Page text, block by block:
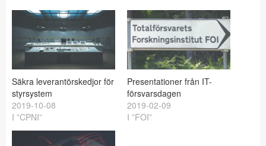
Säkra leverantörskedjor för
styrsystem
2019-10-08
I ”CPNI”
Presentationer från IT-
försvarsdagen
2019-02-09
I ”FOI”